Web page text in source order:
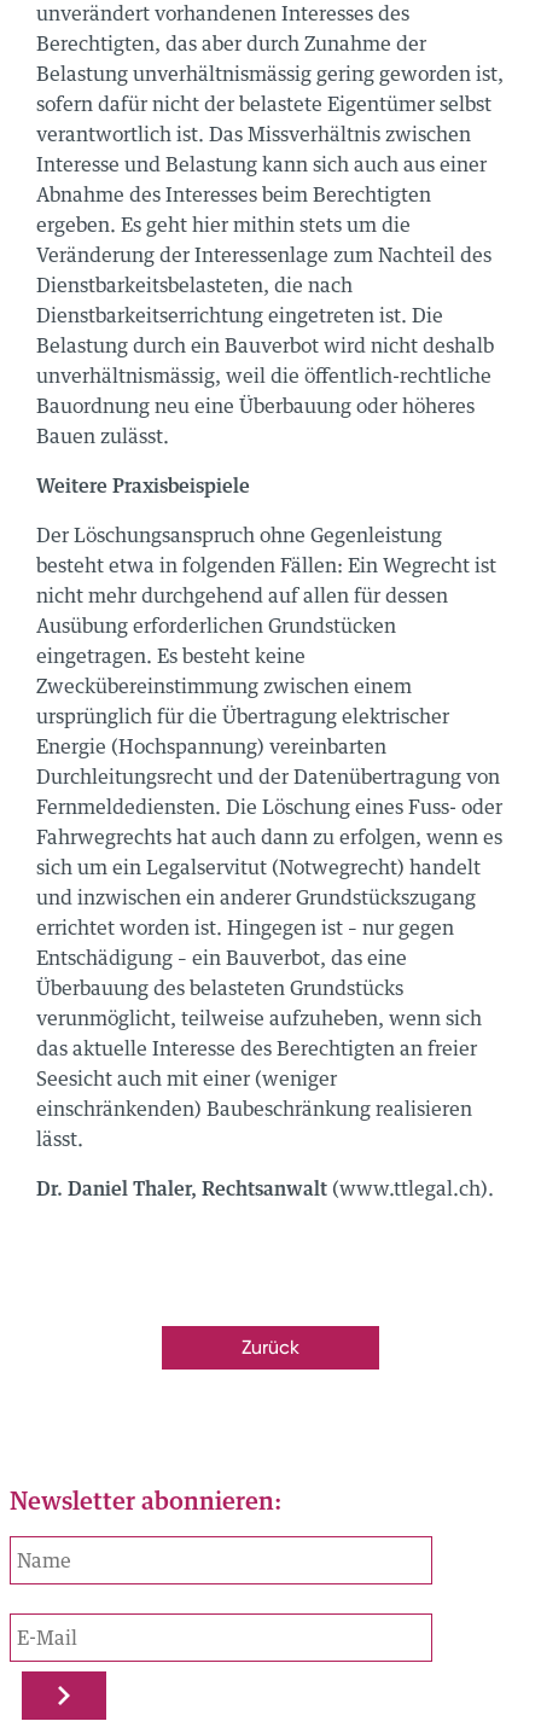
unverändert vorhandenen Interesses des
Berechtigten, das aber durch Zunahme der
Belastung unverhältnismässig gering geworden ist,
sofern dafür nicht der belastete Eigentümer selbst
verantwortlich ist. Das Missverhältnis zwischen
Interesse und Belastung kann sich auch aus einer
Abnahme des Interesses beim Berechtigten
ergeben. Es geht hier mithin stets um die
Veränderung der Interessenlage zum Nachteil des
Dienstbarkeitsbelasteten, die nach
Dienstbarkeitserrichtung eingetreten ist. Die
Belastung durch ein Bauverbot wird nicht deshalb
unverhältnismässig, weil die öffentlich-rechtliche
Bauordnung neu eine Überbauung oder höheres
Bauen zulässt.
Weitere Praxisbeispiele
Der Löschungsanspruch ohne Gegenleistung
besteht etwa in folgenden Fällen: Ein Wegrecht ist
nicht mehr durchgehend auf allen für dessen
Ausübung erforderlichen Grundstücken
eingetragen. Es besteht keine
Zweckübereinstimmung zwischen einem
ursprünglich für die Übertragung elektrischer
Energie (Hochspannung) vereinbarten
Durchleitungsrecht und der Datenübertragung von
Fernmeldediensten. Die Löschung eines Fuss- oder
Fahrwegrechts hat auch dann zu erfolgen, wenn es
sich um ein Legalservitut (Notwegrecht) handelt
und inzwischen ein anderer Grundstückszugang
errichtet worden ist. Hingegen ist – nur gegen
Entschädigung – ein Bauverbot, das eine
Überbauung des belasteten Grundstücks
verunmöglicht, teilweise aufzuheben, wenn sich
das aktuelle Interesse des Berechtigten an freier
Seesicht auch mit einer (weniger
einschränkenden) Baubeschränkung realisieren
lässt.
Dr. Daniel Thaler, Rechtsanwalt (www.ttlegal.ch).
Zurück
Newsletter abonnieren: